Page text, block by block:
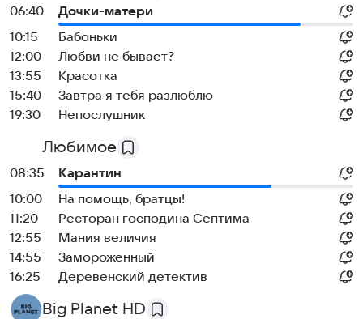
06:40
Дочки-матери
10:15
Бабоньки
12:00
Любви не бывает?
13:55
Красотка
15:40
Завтра я тебя разлюблю
19:30
Непослушник
Любимое
08:35
Карантин
10:00
На помощь, братцы!
11:20
Ресторан господина Септима
12:55
Мания величия
14:55
Замороженный
16:25
Деревенский детектив
Big Planet HD